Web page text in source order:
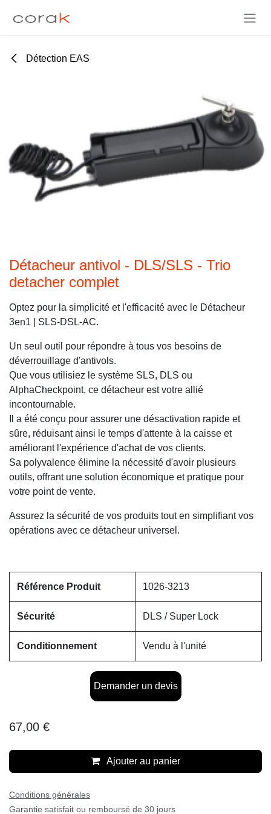
Détection EAS
Détacheur antivol - DLS/SLS - Trio
detacher complet
Optez pour la simplicité et l'efficacité avec le Détacheur
3en1 | SLS-DSL-AC.
Un seul outil pour répondre à tous vos besoins de
déverrouillage d'antivols.
Que vous utilisiez le système SLS, DLS ou
AlphaCheckpoint, ce détacheur est votre allié
incontournable.
Il a été conçu pour assurer une désactivation rapide et
sûre, réduisant ainsi le temps d'attente à la caisse et
améliorant l'expérience d'achat de vos clients.
Sa polyvalence élimine la nécessité d'avoir plusieurs
outils, offrant une solution économique et pratique pour
votre point de vente.
Assurez la sécurité de vos produits tout en simplifiant vos
opérations avec ce détacheur universel.
Référence Produit 1026-3213
Sécurité DLS / Super Lock
Conditionnement Vendu à l'unité
Demander un devis
67,00 €
Ajouter au panier
Conditions générales
Garantie satisfait ou remboursé de 30 jours